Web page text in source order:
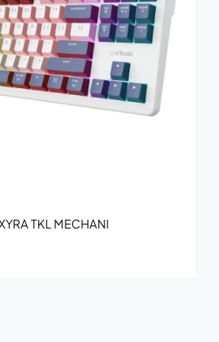
TKL MECHANI